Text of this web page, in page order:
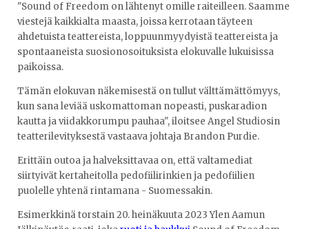
"Sound of Freedom on lähtenyt omille raiteilleen. Saamme
viestejä kaikkialta maasta, joissa kerrotaan täyteen
ahdetuista teattereista, loppuunmyydyistä teattereista ja
spontaaneista suosionosoituksista elokuvalle lukuisissa
paikoissa.
Tämän elokuvan näkemisestä on tullut välttämättömyys,
kun sana leviää uskomattoman nopeasti, puskaradion
kautta ja viidakkorumpu pauhaa", iloitsee Angel Studiosin
teatterilevityksestä vastaava johtaja Brandon Purdie.
Erittäin outoa ja halveksittavaa on, että valtamediat
siirtyivät kertaheitolla pedofiilirinkien ja pedofiilien
puolelle yhtenä rintamana - Suomessakin.
Esimerkkinä torstain 20. heinäkuuta 2023 Ylen Aamun